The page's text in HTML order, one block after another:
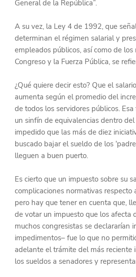
General de la República”.
A su vez, la Ley 4 de 1992, que
determinan el régimen salarial y
empleados públicos, así como de
Congreso y la Fuerza Pública, se
¿Qué quiere decir esto? Que el
aumenta según el promedio del
de todos los servidores públicos.
un sinfín de equivalencias dentro del
impedido que las más de diez
buscado bajar el sueldo de los
lleguen a buen puerto.
Es cierto que un impuesto sobre su
complicaciones normativas respecto
pero hay que tener en cuenta que,
de votar un impuesto que los afecta
muchos congresistas se declararían
impedimentos– fue lo que no
adelante el trámite del más reciente
los sueldos a senadores y